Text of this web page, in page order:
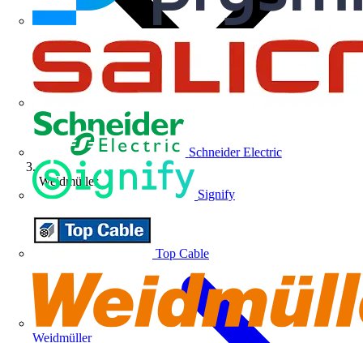
Schneider Electric
Signify
Top Cable
Weidmüller
Weidmüller